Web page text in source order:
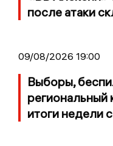
после атаки
09/08/2026 19:00
Выборы,
региональный
итоги недели